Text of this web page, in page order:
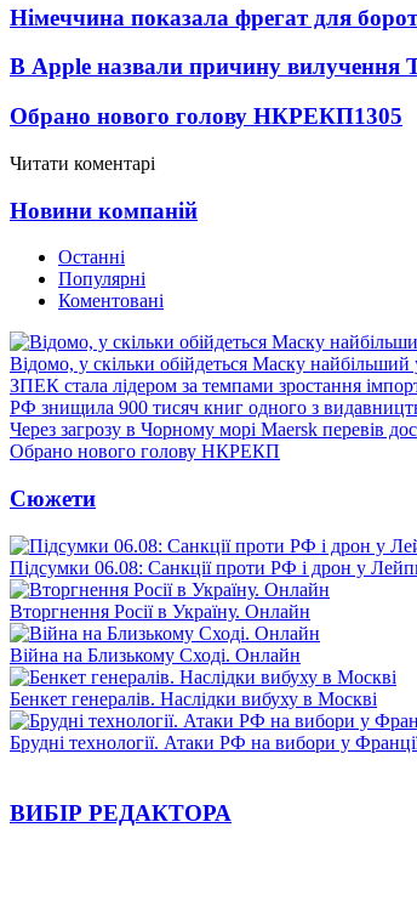
Німеччина показала фрегат для
В Apple назвали причину вилучення
Обрано нового голову НКРЕКП1305
Читати коментарі
Новини компаній
Останні
Популярні
Коментовані
Відомо, у скільки обійдеться Маску найбільший
ЗПЕК стала лідером за темпами зростання
РФ знищила 900 тисяч книг одного з
Через загрозу в Чорному морі Maersk перевів
Обрано нового голову НКРЕКП
Сюжети
Підсумки 06.08: Санкції проти РФ і дрон у
Вторгнення Росії в Україну. Онлайн
Війна на Близькому Сході. Онлайн
Бенкет генералів. Наслідки вибуху в Москві
Брудні технології. Атаки РФ на вибори у
ВИБІР РЕДАКТОРА